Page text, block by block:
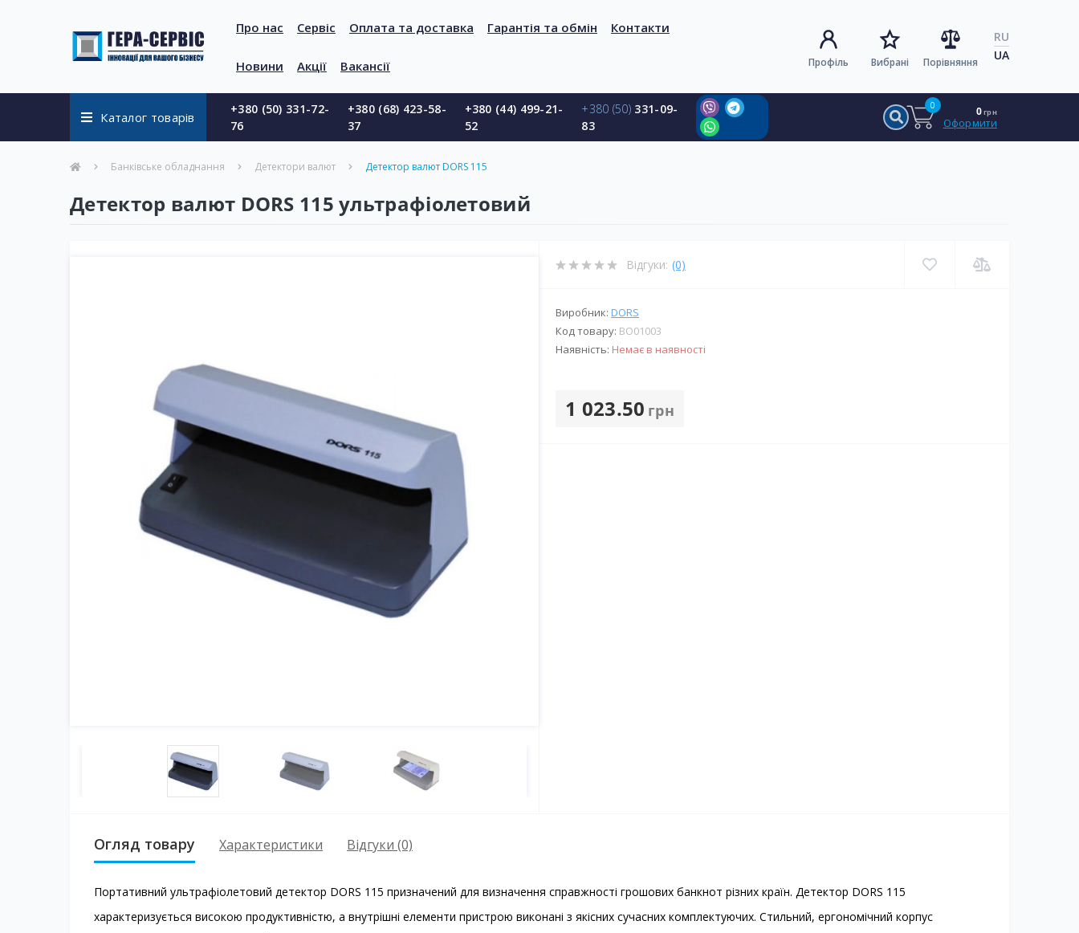
Про нас Сервіс Оплата та доставка Гарантія та обмін Контакти
Новини Акції Вакансії Профіль Вибрані Порівняння
RU
UA
Каталог товарів
+380 (50) 331-72-
76
+380 (68) 423-58-
37
+380 (44) 499-21-
52
+380 (50) 331-09-
83
0 0грн
Оформити
Банківське обладнання Детектори валют Детектор валют DORS 115
Детектор валют DORS 115 ультрафіолетовий
Відгуки: (0)
Виробник: DORS
Код товару: BО01003
Наявність: Немає в наявності
1 023.50 грн
Огляд товару Характеристики Відгуки (0)
Портативний ультрафіолетовий детектор DORS 115 призначений для визначення справжності грошових банкнот різних країн. Детектор DORS 115
характеризується високою продуктивністю, а внутрішні елементи пристрою виконані з якісних сучасних комплектуючих. Стильний, ергономічний корпус